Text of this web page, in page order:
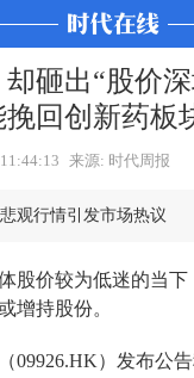
砸出“股价
回创新药板
来源: 时代周报
观行情引发市场热议
股价较为低迷的当
增持股份。
09926.HK）发布公